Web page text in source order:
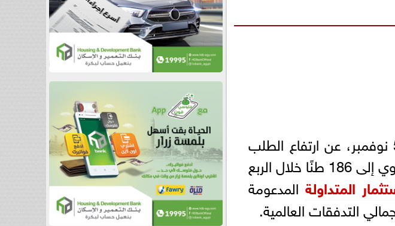
وكان مجلس الذهب العالمي كشف في تقريره الصادر في 5 نوفمبر، عن ارتفاع الطلب
بنسبة 58% على أساس سنوي إلى 186 طنًا خلال الربع
المتداولة المدعومة